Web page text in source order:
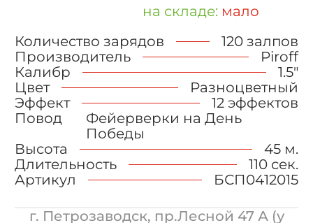
на складе: мало
Количество зарядов
120 залпов
Производитель
Piroff
Калибр
1.5"
Цвет
Разноцветный
Эффект
12 эффектов
Повод
Фейерверки на День
Победы
Высота
45 м.
Длительность
110 сек.
Артикул
БСП0412015
г. Петрозаводск, пр.Лесной 47 А (у